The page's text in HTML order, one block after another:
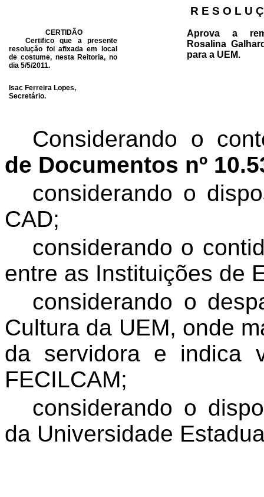
R E S O L U
CERTIDÃO
Certifico que a presente
resolução foi afixada em local
de costume, nesta Reitoria, no
dia 5/5/2011.
Isac Ferreira Lopes,
Secretário.
Aprova a
Rosalina
para a UEM.
Considerando o
de Documentos nº
considerando o
CAD;
considerando o
entre as Instituições de
considerando o
Cultura da UEM, onde
da servidora e indica
FECILCAM;
considerando o
da Universidade